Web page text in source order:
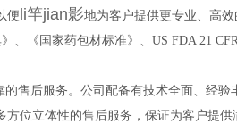
便 li竿jian影地为客户提供更专业、高
、《国家药包材标准》、US FDA 21
售后服务。公司配备有技术全面、经验
位立体性的售后服务，保证为客户提供